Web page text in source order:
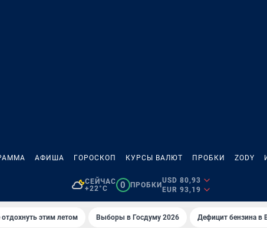
АФИША ГОРОСКОП КУРСЫ ВАЛЮТ ПРОБКИ ZODY
СЕЙЧАС
+22°C
0 ПРОБКИ
USD 80,93
EUR 93,19
отдохнуть этим летом Выборы в Госдуму 2026 Дефицит бензина в